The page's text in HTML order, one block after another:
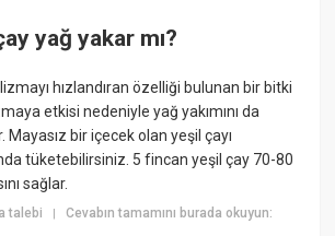
yağ yakar mı?
hızlandıran özelliği bulunan bir bitki
etkisi nedeniyle yağ yakımını da
Mayasız bir içecek olan yeşil çayı
tüketebilirsiniz. 5 fincan yeşil çay 70-80
sağlar.
talebi |Cevabın tamamını burada okuyun: